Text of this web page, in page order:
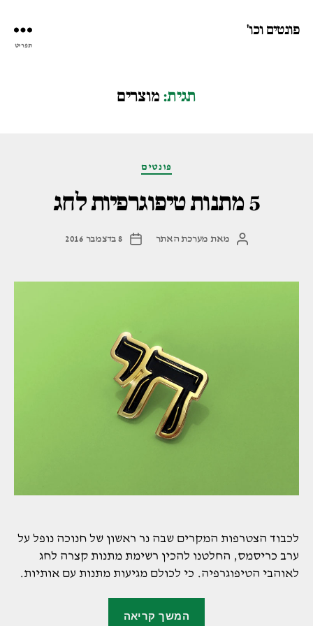
פונטים וכו'
תפריט
תגית:מוצרים
קטגוריותפונטים
5 מתנות טיפוגרפיות לחג
המחבר
מאת מערכת האתר
תאריך
8 בדצמבר 2016
לכבוד הצטרפות המקרים שבה נר ראשון של חנוכה נופל על
ערב כריסמס, החלטנו להכין רשימת מתנות קצרה לחג
לאוהבי הטיפוגרפיה. כי לכולם מגיעות מתנות עם אותיות.
המשך קריאה